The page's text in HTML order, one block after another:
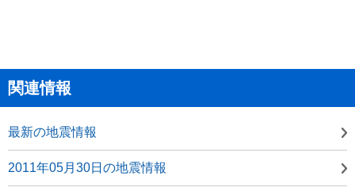
関連情報
最新の地震情報
2011年05月30日の地震情報